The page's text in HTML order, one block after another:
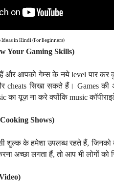
Ideas in Hindi (For Beginners)
Your Gaming Skills)
और आपको गेम्स के नये level पार कर
cheats सिखा सकते हैं । Games
यूज़ ना करे क्योंकि music
Shows)
शुल्क के हमेशा उपलब्ध रहते हैं,
अच्छा लगता हैं, तो आप भी लोगों को